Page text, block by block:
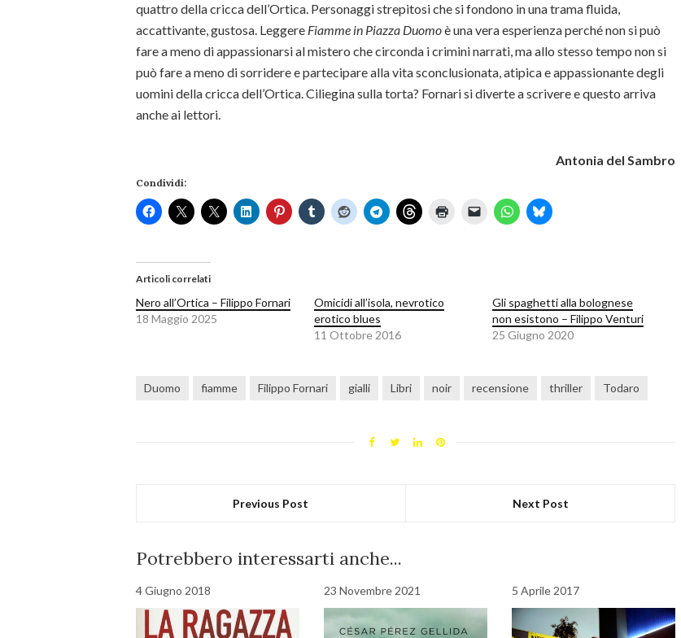
quattro della cricca dell’Ortica. Personaggi strepitosi che si fondono in una trama fluida,
accattivante, gustosa. Leggere Fiamme in Piazza Duomoè una vera esperienza perché non si può
fare a meno di appassionarsi al mistero che circonda i crimini narrati, ma allo stesso tempo non si
può fare a meno di sorridere e partecipare alla vita sconclusionata, atipica e appassionante degli
uomini della cricca dell’Ortica. Ciliegina sulla torta? Fornari si diverte a scrivere e questo arriva
anche ai lettori.
Antonia del Sambro
Condividi:
Articoli correlati
Nero all’Ortica – Filippo Fornari
18 Maggio 2025
Omicidi all’isola, nevrotico
erotico blues
11 Ottobre 2016
Gli spaghetti alla bolognese
non esistono – Filippo Venturi
25 Giugno 2020
Duomo fiamme Filippo Fornari gialli Libri noir recensione thriller Todaro
Previous Post Next Post
Potrebbero interessarti anche...
4 Giugno 2018 23 Novembre 2021 5 Aprile 2017